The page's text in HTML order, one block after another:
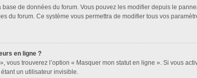
de données du forum. Vous pouvez les modifier depuis le
du forum. Ce système vous permettra de modifier tous vos
en ligne ?
vous trouverez l’option « Masquer mon statut en ligne ». Si vous
un utilisateur invisible.